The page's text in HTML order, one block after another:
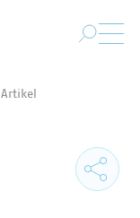
Artikel